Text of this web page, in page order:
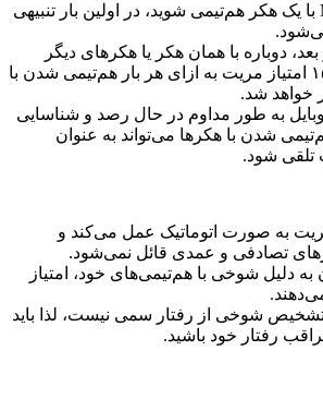
اگر در یک Match با یک هکر هم‌تیمی شوید، در اولین بار تنبیهی
در ۷ روز بعد، دوباره با همان هکر یا هکرهای دیگر
هم‌تیمی شوید، ۱۵ امتیاز مریت به ازای هر بار هم‌تیمی شدن با
خواهد شد.
به طور مداوم در حال رصد و شناسایی
شدن با هکرها می‌تواند به عنوان
تلقی شود.
به صورت اتوماتیک عمل می‌کند و
تصادفی و عمدی قائل نمی‌شود.
به دلیل شوخی با هم‌تیمی‌های خود، امتیاز
شوخی از رفتار سمی نیست، لذا باید
رفتار خود باشید.